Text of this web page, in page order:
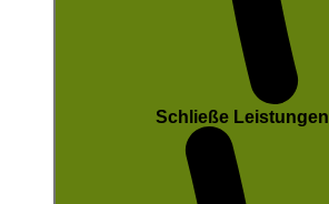
Schließe Leistungen